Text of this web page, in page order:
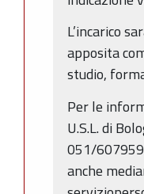
L’incarico
apposita
studio,
Per le
U.S.L. di
051/
anche